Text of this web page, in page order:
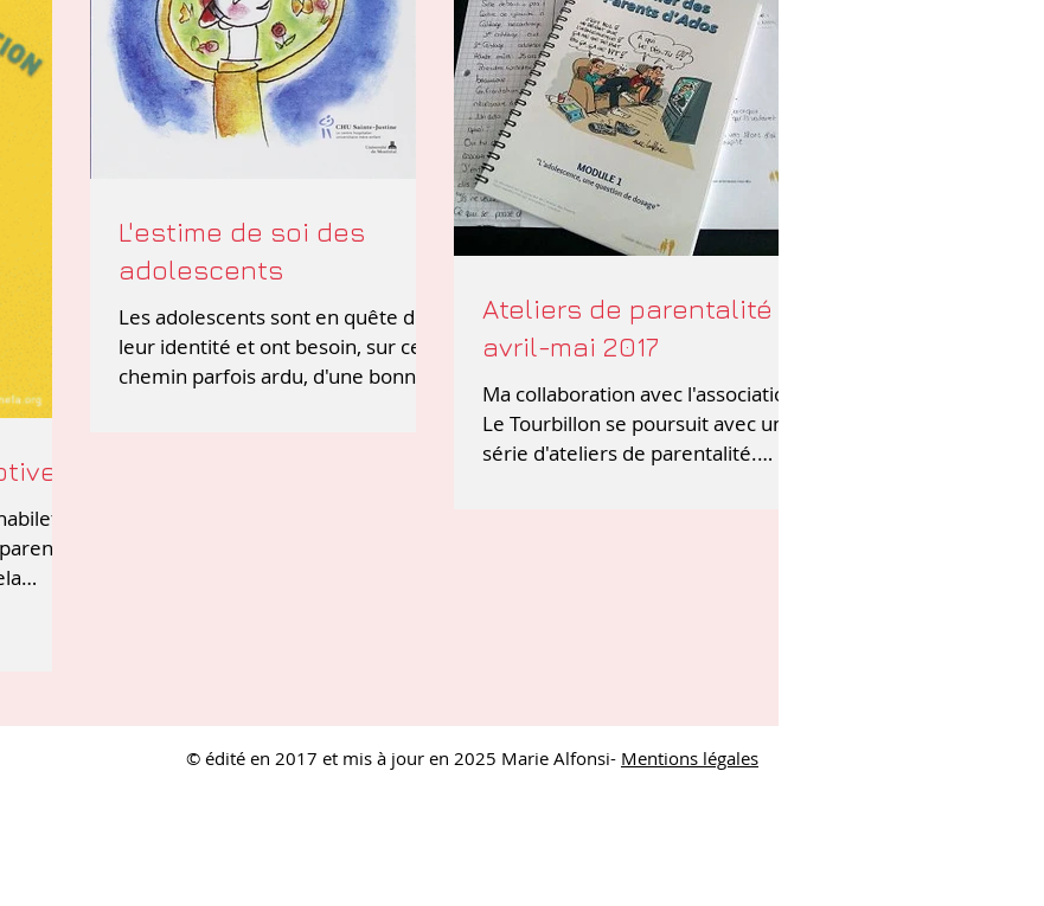
L'estime de soi des
adolescents
Les adolescents sont en quête de
leur identité et ont besoin, sur ce
chemin parfois ardu, d'une bonne
Ateliers de parentalité
avril-mai 2017
Ma collaboration avec l'association
Le Tourbillon se poursuit avec une
série d'ateliers de parentalité.
​© édité en 2017 et mis à jour en 2025 Marie Alfonsi- Mentions légales